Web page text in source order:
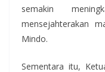
semakin
mensejahterakan
Mindo.
Sementara itu,